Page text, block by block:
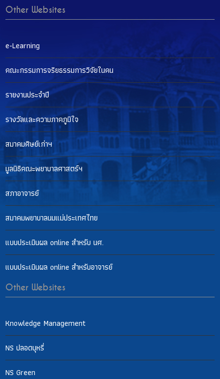
Other Websites
e-Learning
คณะกรรมการจริยธรรมการวิจัยในคน
รายงานประจำปี
รางวัลและความภาคภูมิใจ
สมาคมศิษย์เก่าฯ
มูลนิธิคณะพยาบาลศาสตร์ฯ
สภาอาจารย์
สมาคมพยาบาลนมแม่ประเทศไทย
แบบประเมินผล online สำหรับ นศ.
แบบประเมินผล online สำหรับอาจารย์
Other Websites
Knowledge Management
NS ปลอดบุหรี่
NS Green